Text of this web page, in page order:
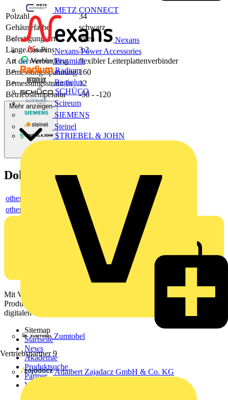
METZ CONNECT
Nexans
Nexans Power Accessories
Prysmian
Radium
Regiolux
SCHÜCO
Scireum
SIEMENS
Steinel
STRIEBEL & JOHN
Zumtobel
Vertriebspartner 9
Adalbert Zajadacz GmbH & Co. KG
Polzahl
34
Gehäusefarbe
schwarz
Befestigungsart
löten
Länge des Pins
3.2
Art der Verbindung
flexibler Leiterplattenverbinder
Bemessungsspannung 160
Bemessungsstrom In
12
Betriebstemperatur
-50 - -120
Mehr anzeigen
Dokumente
others
others
Mit Voltimum erhalten Elektrofachkräfte Zugang zu Branchennews,
Produktinformationen, Schulungen und Tools – alles auf einer
digitalen Plattform und Community.
Sitemap
Startseite
News
Akademie
Produktsuche
Partner
Voltimum+